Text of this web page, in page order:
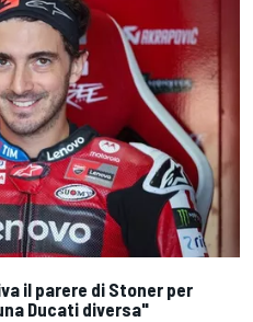
il parere di Stoner per
Ducati diversa"